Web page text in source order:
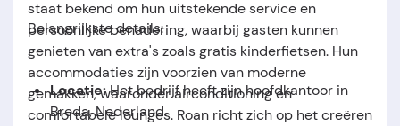
staat bekend om hun uitstekende service en
persoonlijke benadering, waarbij gasten kunnen
genieten van extra's zoals gratis kinderfietsen. Hun
accommodaties zijn voorzien van moderne
gemakken, waaronder airconditioning en
comfortabele lounges. Roan richt zich op het creëren
Belangrijkste details:
Locatie:Het bedrijf heeft zijn hoofdkantoor in
Breda, Nederland.